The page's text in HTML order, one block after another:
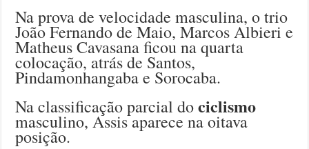
Na prova de velocidade masculina, o trio
João Fernando de Maio, Marcos Albieri e
Matheus Cavasana ficou na quarta
colocação, atrás de Santos,
Pindamonhangaba e Sorocaba.
Na classificação parcial dociclismo
masculino, Assis aparece na oitava
posição.